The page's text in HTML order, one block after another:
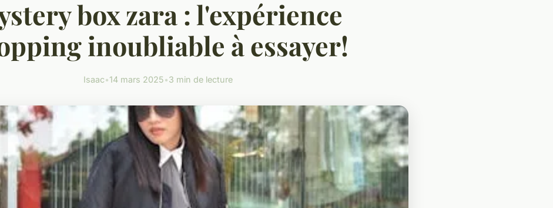
box zara : l'expérience
inoubliable à essayer!
Isaac•14 mars 2025•3 min de lecture